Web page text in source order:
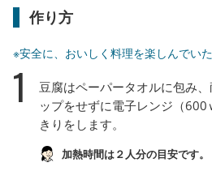
作り方
※安全に、おいしく料理を楽しんでい
1
豆腐はペーパータオルに包み
ップをせずに電子レンジ（
きりをします。
加熱時間は２人分の目安です。